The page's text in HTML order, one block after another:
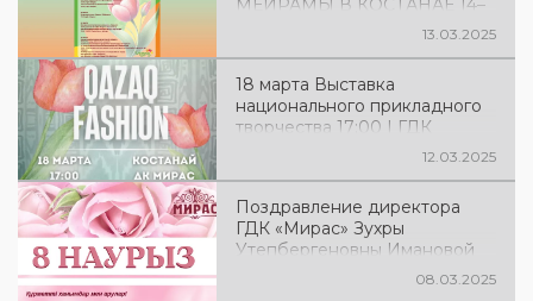
посвященная празднованию
МЕЙРАМЫ В КОСТАНАЕ 14–
13.03.2025
18 марта Выставка
национального прикладного
творчества 17:00 | ГДК
«Мирас» Показ казахской12.03.2025
Поздравление директора
ГДК «Мирас» Зухры
Утепбергеновны Имановой
08.03.2025